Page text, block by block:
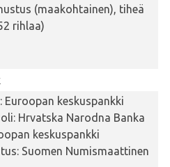
(maakohtainen), tiheä
rihlaa)
Euroopan keskuspankki
Hrvatska Narodna Banka
keskuspankki
Suomen Numismaattinen